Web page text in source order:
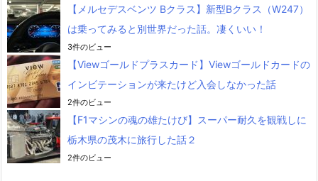
【メルセデスベンツ Bクラス】新型Bクラス（W247）
は乗ってみると別世界だった話。凄くいい！
3件のビュー
【Viewゴールドプラスカード】Viewゴールドカードの
インビテーションが来たけど入会しなかった話
2件のビュー
【F1マシンの魂の雄たけび】スーパー耐久を観戦しに
栃木県の茂木に旅行した話２
2件のビュー